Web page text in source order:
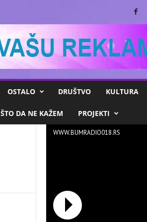
OSTALO DRUŠTVO KULTURA
ŠTO DA NE KAŽEM PROJEKTI
WWW.BUMRADIO018.RS